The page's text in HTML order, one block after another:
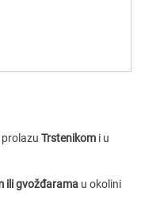
Trstenikom i u
ili gvožđarama u okolini